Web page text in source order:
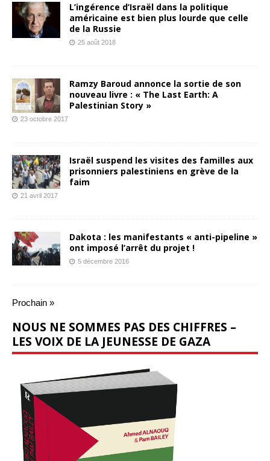
L’ingérence d’Israël dans la politique
américaine est bien plus lourde que celle
de la Russie
25 août 2018
Ramzy Baroud annonce la sortie de son
nouveau livre : « The Last Earth: A
Palestinian Story »
23 octobre 2017
Israël suspend les visites des familles aux
prisonniers palestiniens en grève de la
faim
21 avril 2017
Dakota : les manifestants « anti-pipeline »
ont imposé l’arrêt du projet !
5 décembre 2016
Prochain »
NOUS NE SOMMES PAS DES CHIFFRES –
LES VOIX DE LA JEUNESSE DE GAZA